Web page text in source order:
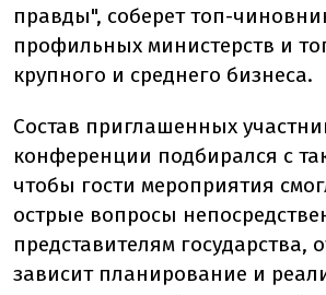
правды", соберет топ-
профильных министерств и
крупного и среднего бизнеса.
Состав приглашенных
конференции подбирался с
чтобы гости мероприятия
острые вопросы
представителям государства,
зависит планирование и